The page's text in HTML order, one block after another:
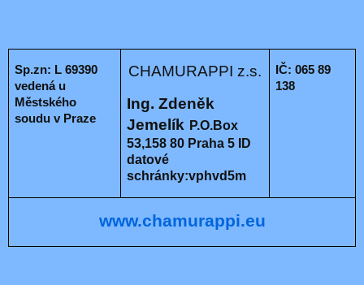
Sp.zn: L 69390
vedená u
Městského
soudu v Praze
CHAMURAPPI z.s.
Ing. Zdeněk
Jemelík P.O.Box
53,158 80 Praha 5
ID
datové
schránky:vphvd5m
IČ: 065 89
138
www.chamurappi.eu